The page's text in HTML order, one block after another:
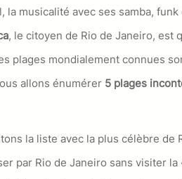
la musicalité avec ses samba,
, le citoyen de Rio de Janeiro, est
plages mondialement connues
allons énumérer 5 plages
la liste avec la plus célèbre de
par Rio de Janeiro sans visiter la